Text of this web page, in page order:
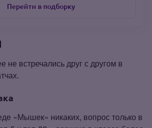
Перейти в подборку
не встречались друг с другом в
«Мышек» никаких, вопрос только в